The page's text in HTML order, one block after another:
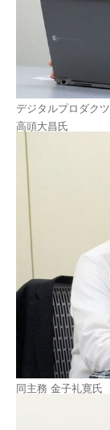
デジタルプロダク
高頭大昌氏
同主務 金子礼寛氏